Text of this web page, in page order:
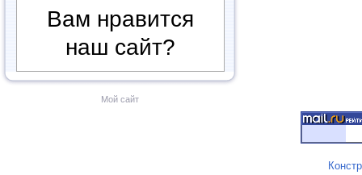
Вам нравится
наш сайт?
Мой сайт